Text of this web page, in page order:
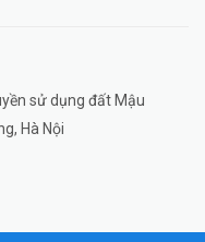
sử dụng đất Mậu
Hà Nội